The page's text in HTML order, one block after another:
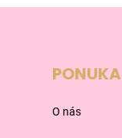
PONUKA
O nás